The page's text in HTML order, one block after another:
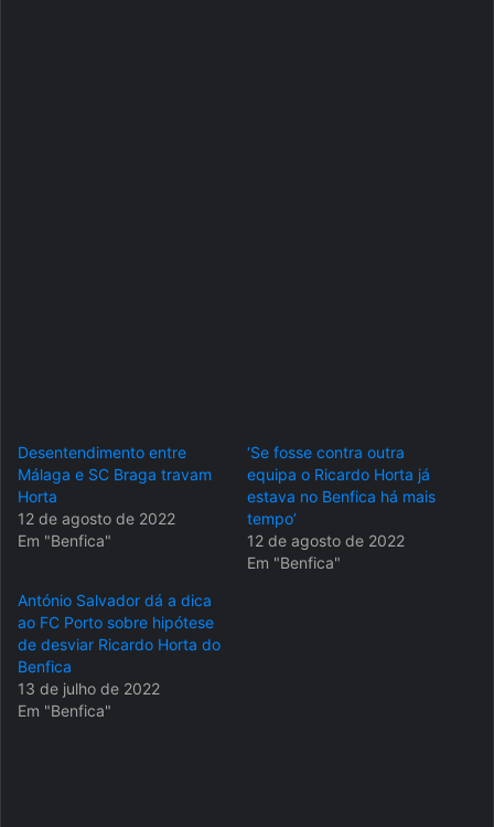
Desentendimento entre
Málaga e SC Braga travam
Horta
12 de agosto de 2022
Em "Benfica"
‘Se fosse contra outra
equipa o Ricardo Horta já
estava no Benfica há mais
tempo’
12 de agosto de 2022
Em "Benfica"
António Salvador dá a dica
ao FC Porto sobre hipótese
de desviar Ricardo Horta do
Benfica
13 de julho de 2022
Em "Benfica"